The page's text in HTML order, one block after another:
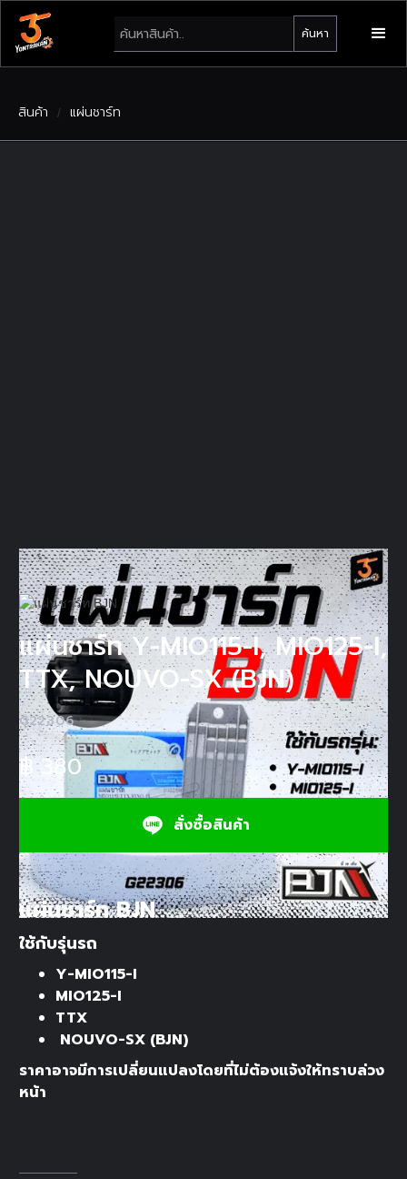
สินค้า / แผ่นชาร์ท
แผ่นชาร์ท Y-MIO115-I, MIO125-I,
TTX, NOUVO-SX (BJN)
G22306
฿ 380
สั่งซื้อสินค้า
แผ่นชาร์ท BJN
ใช้กับรุ่นรถ
Y-MIO115-I
MIO125-I
TTX
NOUVO-SX (BJN)
ราคาอาจมีการเปลี่ยนแปลงโดยที่ไม่ต้องแจ้งให้ทราบล่วง
หน้า